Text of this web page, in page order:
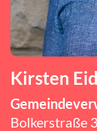
Kirsten
Bolkerstraße